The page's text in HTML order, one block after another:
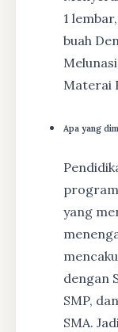
1
buah
Materai
Apa yang
yang
dengan
SMP,
SMA.